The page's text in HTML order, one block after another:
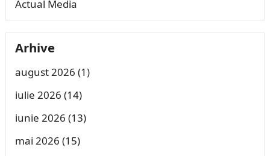
Actual Media
Arhive
august 2026 (1)
iulie 2026 (14)
iunie 2026 (13)
mai 2026 (15)